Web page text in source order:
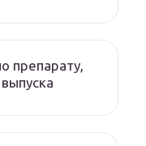
препарату,